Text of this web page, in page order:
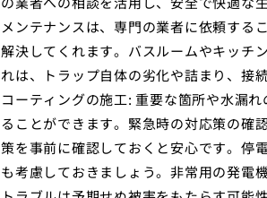
メンテナンスは、専門の業者に依頼する
解決してくれます。バスルームやキッチ
れは、トラップ自体の劣化や詰まり、接
コーティングの施工: 重要な箇所や水漏
ることができます。緊急時の対応策の確
策を事前に確認しておくと安心です。停
も考慮しておきましょう。非常用の発電